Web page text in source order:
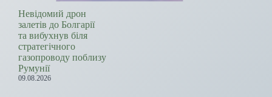
Невідомий дрон
залетів до Болгарії
та вибухнув біля
стратегічного
газопроводу поблизу
Румунії
09.08.2026